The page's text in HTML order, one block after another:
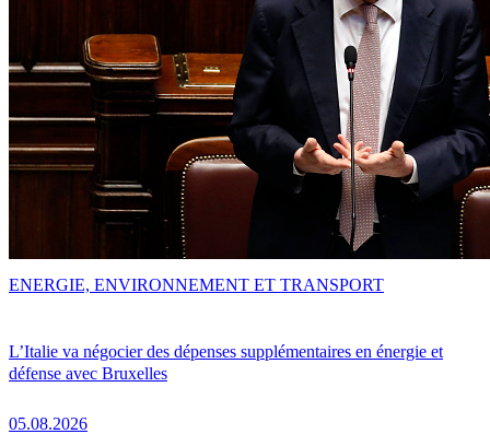
L’Italie va négocier des dépenses supplémentaires en énergie et
défense avec Bruxelles
05.08.2026
ENERGIE, ENVIRONNEMENT ET TRANSPORT